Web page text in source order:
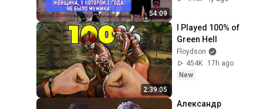
54:09
2:39:05
I Played 100% of
Green Hell
Floydson
454K
17h ago
New
Александр